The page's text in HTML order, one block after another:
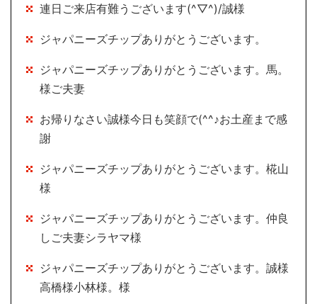
連日ご来店有難うございます(^▽^)/誠様
ジャパニーズチップありがとうございます。
ジャパニーズチップありがとうございます。馬。
様ご夫妻
お帰りなさい誠様今日も笑顔で(^^♪お土産まで感
謝
ジャパニーズチップありがとうございます。椛山
様
ジャパニーズチップありがとうございます。仲良
しご夫妻シラヤマ様
ジャパニーズチップありがとうございます。誠様
高橋様小林様。様